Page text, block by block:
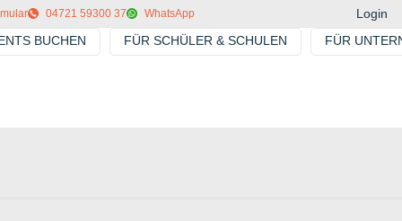
04721 59300 37 WhatsApp
Login
BUCHEN
FÜR SCHÜLER & SCHULEN FÜR